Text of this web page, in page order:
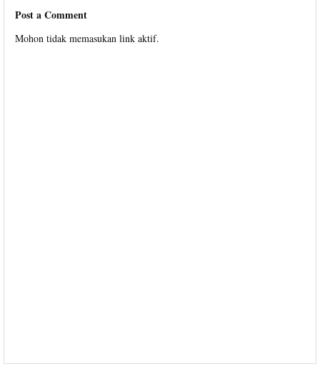
Post a Comment
Mohon tidak memasukan link aktif.